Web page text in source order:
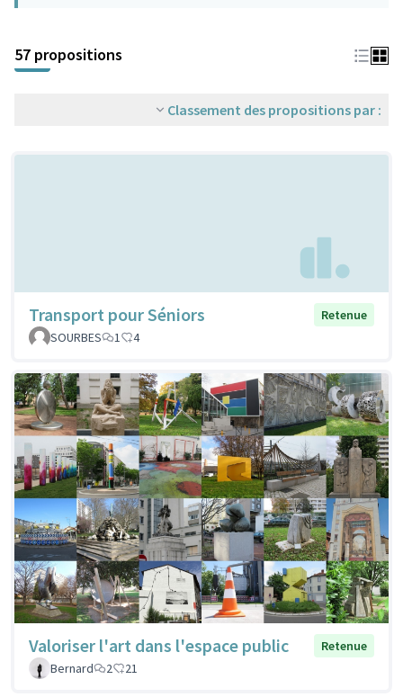
57 propositions
Classement des propositions par :
Transport pour Séniors
Retenue
SOURBES
1 4
Valoriser l'art dans l'espace public
Retenue
Bernard
2 21